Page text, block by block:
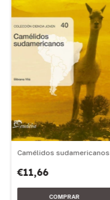
Camélidos sudamericanos
€11,66